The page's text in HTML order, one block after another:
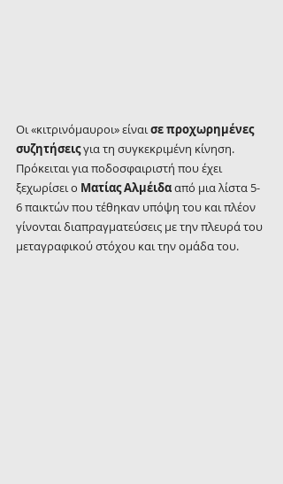
Οι «κιτρινόμαυροι» είναι σε προχωρημένες
συζητήσεις για τη συγκεκριμένη κίνηση.
Πρόκειται για ποδοσφαιριστή που έχει
ξεχωρίσει ο Ματίας Αλμέιδα από μια λίστα 5-
6 παικτών που τέθηκαν υπόψη του και πλέον
γίνονται διαπραγματεύσεις με την πλευρά του
μεταγραφικού στόχου και την ομάδα του.